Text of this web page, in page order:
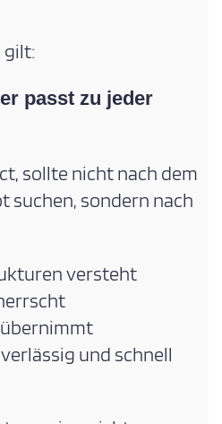
gilt:
passt zu jeder
sollte nicht nach dem
suchen, sondern nach
versteht
und schnell